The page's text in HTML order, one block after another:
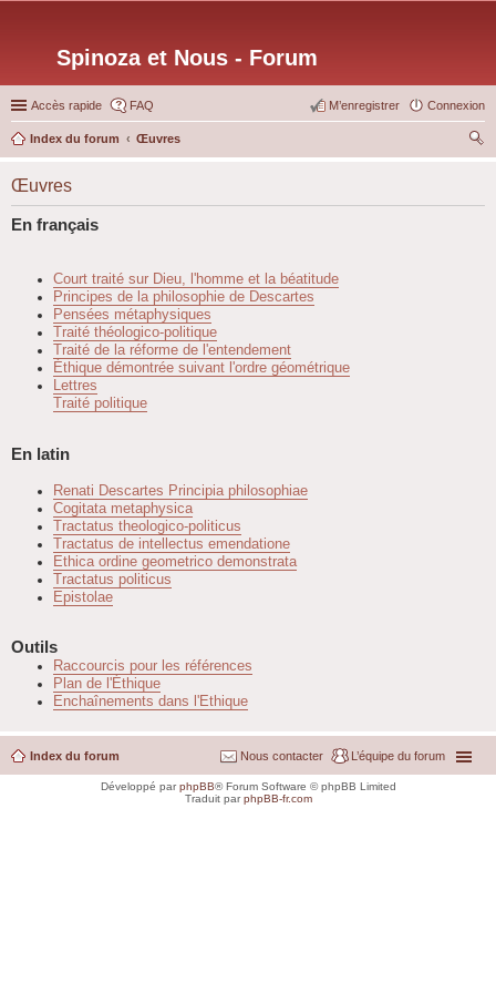
Spinoza et Nous - Forum
Accès rapide FAQ Connexion
M’enregistrer
Index du forum
Œuvres
Œuvres
En français
Court traité sur Dieu, l'homme et la béatitude
Principes de la philosophie de Descartes
Pensées métaphysiques
Traité théologico-politique
Traité de la réforme de l'entendement
Éthique démontrée suivant l'ordre géométrique
Lettres
Traité politique
En latin
Renati Descartes Principia philosophiae
Cogitata metaphysica
Tractatus theologico-politicus
Tractatus de intellectus emendatione
Ethica ordine geometrico demonstrata
Tractatus politicus
Epistolae
Outils
Raccourcis pour les références
Plan de l'Éthique
Enchaînements dans l'Ethique
Index du forum L’équipe du forum
Nous contacter
Développé parphpBB® Forum Software © phpBB Limited
Traduit parphpBB-fr.com